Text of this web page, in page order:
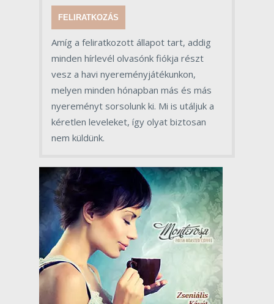
FELIRATKOZÁS
Amíg a feliratkozott állapot tart, addig
minden hírlevél olvasónk fiókja részt
vesz a havi nyereményjátékunkon,
melyen minden hónapban más és más
nyereményt sorsolunk ki. Mi is utáljuk a
kéretlen leveleket, így olyat biztosan
nem küldünk.